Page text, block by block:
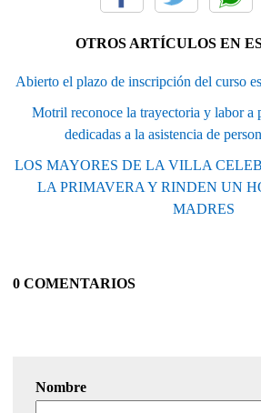
OTROS ARTÍCULOS EN
Abierto el plazo de inscripción del curso
Motril reconoce la trayectoria y labor a
dedicadas a la asistencia de
LOS MAYORES DE LA VILLA
LA PRIMAVERA Y RINDEN UN
MADRES
0 COMENTARIOS
Nombre